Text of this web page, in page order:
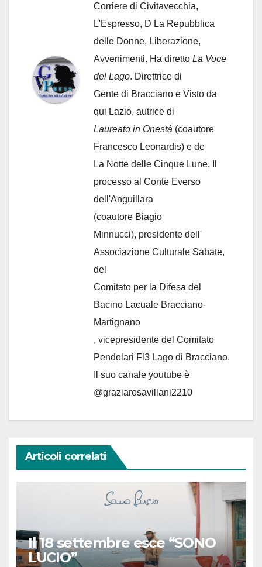
Corriere di Civitavecchia,
L'Espresso, D La Repubblica
delle Donne, Liberazione,
Avvenimenti. Ha diretto La Voce
del Lago. Direttrice di
Gente di Bracciano e Visto da
qui Lazio, autrice di
Laureato in Onestà (coautore
Francesco Leonardis) e de
La Notte delle Cinque Lune, Il
processo al Conte Everso
dell'Anguillara
(coautore Biagio
Minnucci), presidente dell'
Associazione Culturale Sabate,
del
Comitato per la Difesa del
Bacino Lacuale Bracciano-
Martignano
, vicepresidente del Comitato
Pendolari Fl3 Lago di Bracciano.
Il suo canale youtube è
@graziarosavillani2210
Articoli correlati
Il 18 settembre esce “SONO
LUCIO”